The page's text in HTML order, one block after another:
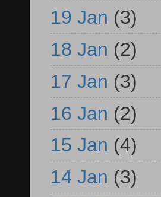
19 Jan (3)
18 Jan (2)
17 Jan (3)
16 Jan (2)
15 Jan (4)
14 Jan (3)